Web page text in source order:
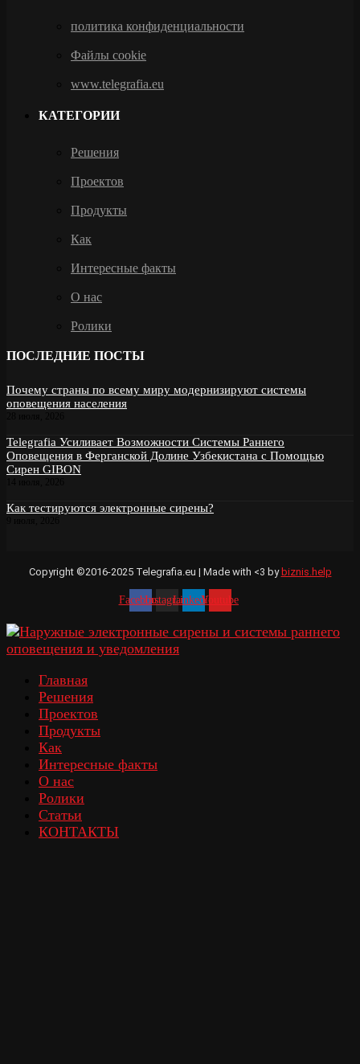
политика конфиденциальности
Файлы cookie
www.telegrafia.eu
КАТЕГОРИИ
Решения
Проектов
Продукты
Как
Интересные факты
О нас
Ролики
ПОСЛЕДНИЕ ПОСТЫ
Почему страны по всему миру модернизируют системы
оповещения населения
Telegrafia Усиливает Возможности Системы Раннего
Оповещения в Ферганской Долине Узбекистана с Помощью
Сирен GIBON
Как тестируются электронные сирены?
Copyright ©2016-2025 Telegrafia.eu | Made with <3 bybiznis.help
FacebookInstagramLinkedinYoutube
Главная
Решения
Проектов
Продукты
Как
Интересные факты
О нас
Ролики
Статьи
КОНТАКТЫ